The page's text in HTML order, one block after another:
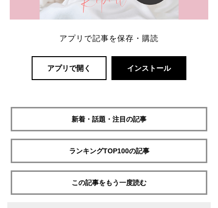
アプリで記事を保存・購読
アプリで開く インストール
新着・話題・注目の記事
ランキングTOP100の記事
この記事をもう一度読む